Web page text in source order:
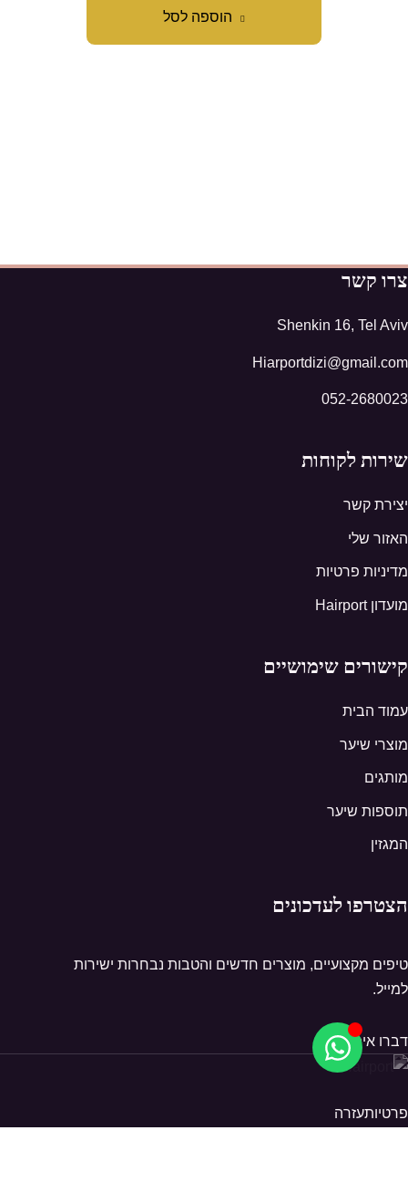
הוספה לסל
צרו קשר
Shenkin 16, Tel Aviv
Hiarportdizi@gmail.com
052-2680023
שירות לקוחות
יצירת קשר
האזור שלי
מדיניות פרטיות
מועדון Hairport
קישורים שימושיים
עמוד הבית
מוצרי שיער
מותגים
תוספות שיער
המגזין
הצטרפו לעדכונים
טיפים מקצועיים, מוצרים חדשים והטבות נבחרות ישירות
למייל.
דברו איתנו
פרטיותעזרה